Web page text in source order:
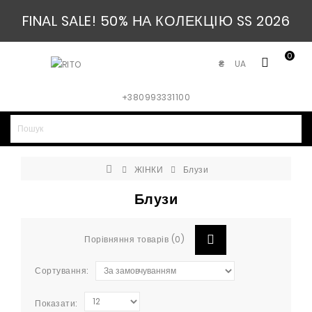
FINAL SALE! 50% НА КОЛЕКЦІЮ SS 2026
0
UA
₴
+380993331100
ЖІНКИ Блузи
Блузи
Порівняння товарів (0)
Сортування:
Показати: